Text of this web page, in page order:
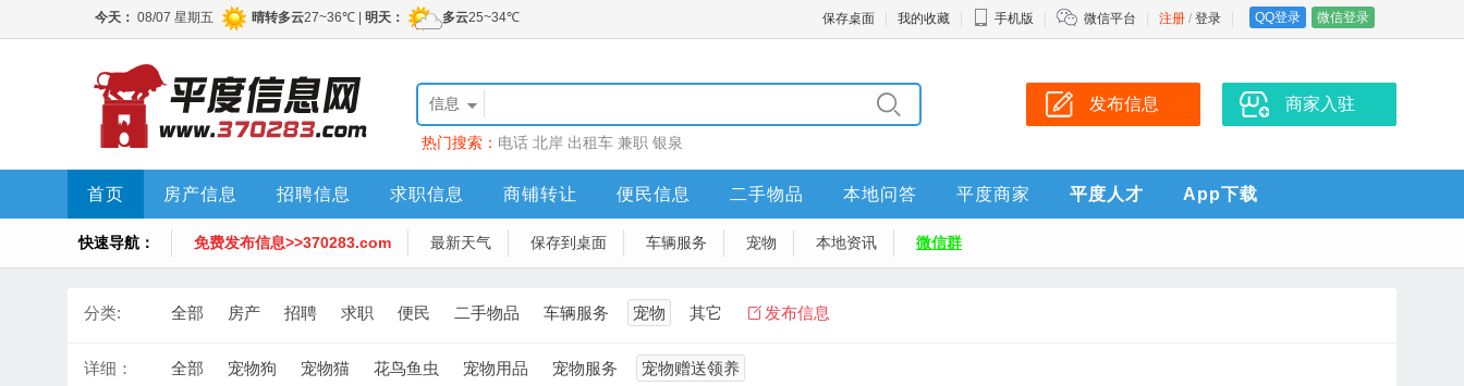
注册 / 登录 QQ登录 微信登录
保存桌面 我的收藏 手机版 微信平台
信息
热门搜索： 电话 北岸 出租车 兼职 银泉
发布信息 商家入驻
首页 房产信息 招聘信息 求职信息 商铺转让 便民信息 二手物品 本地问答 平度商家 平度人才 App下载
快速导航： 免费发布信息>>370283.com 最新天气 保存到桌面 车辆服务 宠物 本地资讯 微信群
分类: 全部 房产 招聘 求职 便民 二手物品 车辆服务 宠物 其它 发布信息
详细： 全部 宠物狗 宠物猫 花鸟鱼虫 宠物用品 宠物服务 宠物赠送领养